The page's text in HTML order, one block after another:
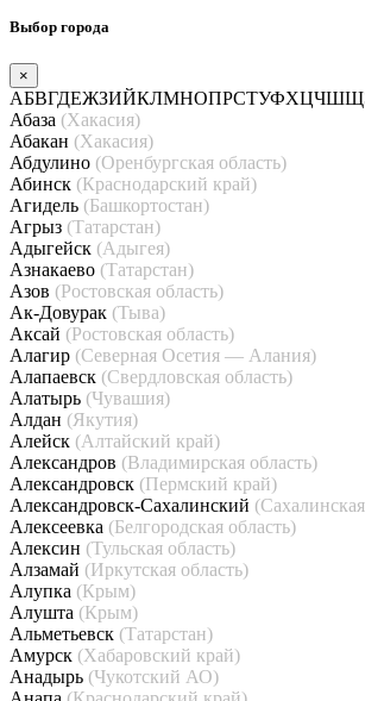
Выбор города
×
АБВГДЕЖЗИЙКЛМНОПРСТУФХЦЧШЩ
Абаза (Хакасия)
Абакан (Хакасия)
Абдулино (Оренбургская область)
Абинск (Краснодарский край)
Агидель (Башкортостан)
Агрыз (Татарстан)
Адыгейск (Адыгея)
Азнакаево (Татарстан)
Азов (Ростовская область)
Ак-Довурак (Тыва)
Аксай (Ростовская область)
Алагир (Северная Осетия — Алания)
Алапаевск (Свердловская область)
Алатырь (Чувашия)
Алдан (Якутия)
Алейск (Алтайский край)
Александров (Владимирская область)
Александровск (Пермский край)
Александровск-Сахалинский
Алексеевка (Белгородская область)
Алексин (Тульская область)
Алзамай (Иркутская область)
Алупка (Крым)
Алушта (Крым)
Альметьевск (Татарстан)
Амурск (Хабаровский край)
Анадырь (Чукотский АО)